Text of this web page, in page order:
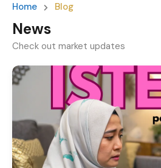
Home Blog
News
Check out market updates